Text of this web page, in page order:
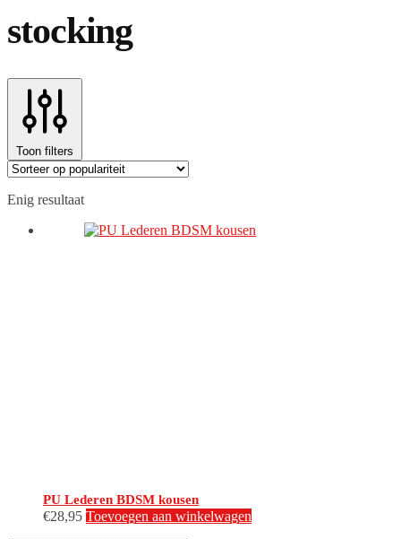
stocking
Toon filters
Enig resultaat
PU Lederen BDSM kousen
€28,95 Toevoegen aan winkelwagen